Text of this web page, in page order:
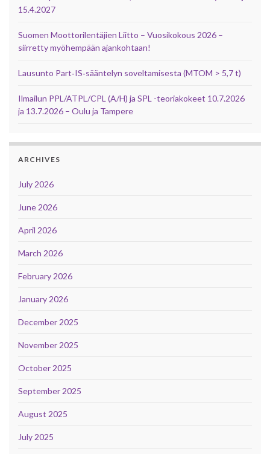
15.4.2027
Suomen Moottorilentäjien Liitto – Vuosikokous 2026 –
siirretty myöhempään ajankohtaan!
Lausunto Part‑IS‑sääntelyn soveltamisesta (MTOM > 5,7 t)
Ilmailun PPL/ATPL/CPL (A/H) ja SPL -teoriakokeet 10.7.2026
ja 13.7.2026 – Oulu ja Tampere
ARCHIVES
July 2026
June 2026
April 2026
March 2026
February 2026
January 2026
December 2025
November 2025
October 2025
September 2025
August 2025
July 2025